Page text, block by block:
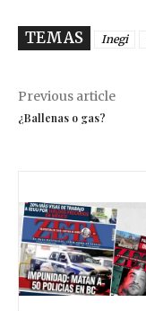
TEMAS Inegi
Previous article
¿Ballenas o gas?